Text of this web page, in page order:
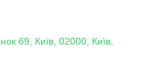
69, Київ, 02000, Київ,